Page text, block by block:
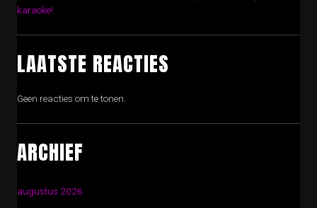
karaoke!
LAATSTE REACTIES
Geen reacties om te tonen.
ARCHIEF
augustus 2026